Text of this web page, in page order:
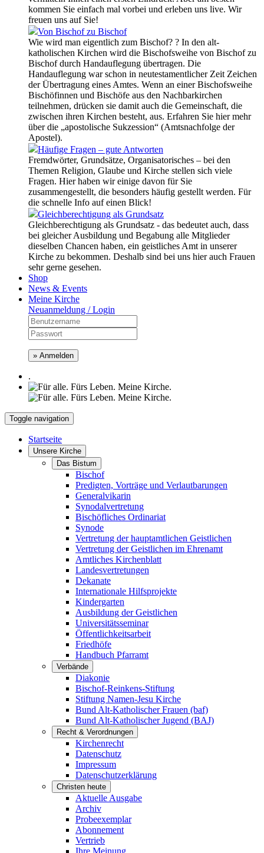
kommen Sie einfach mal vorbei und erleben uns live. Wir
freuen uns auf Sie!
Von Bischof zu Bischof
Wie wird man eigentlich zum Bischof? ? In den alt-
katholischen Kirchen wird die Bischofsweihe von Bischof zu
Bischof durch Handauflegung übertragen. Die
Handauflegung war schon in neutestamentlicher Zeit Zeichen
der Übertragung eines Amtes. Wenn an einer Bischofsweihe
Bischöfinnen und Bischöfe aus den Nachbarkirchen
teilnehmen, drücken sie damit auch die Gemeinschaft, die
zwischen ihren Kirchen besteht, aus. Erfahren Sie hier mehr
über die „apostolische Sukzession“ (Amtsnachfolge der
Apostel).
Häufige Fragen – gute Antworten
Fremdwörter, Grundsätze, Organisatorisches – bei den
Themen Religion, Glaube und Kirche stellen sich viele
Fragen. Hier haben wir einige davon für Sie
zusammengestellt, die besonders häufig gestellt werden. Für
die schnelle Info auf einen Blick!
Gleichberechtigung als Grundsatz
Gleichberechtigung als Grundsatz - das bedeutet auch, dass
bei gleicher Ausbildung und Begabung alle Mitglieder
dieselben Chancen haben, ein geistliches Amt in unserer
Kirche zu bekommen. Deshalb sind bei uns hier auch Frauen
sehr gerne gesehen.
Shop
News & Events
Meine Kirche
Neuanmeldung / Login
» Anmelden
.
Toggle navigation
Startseite
Unsere Kirche
Das Bistum
Bischof
Predigten, Vorträge und Verlautbarungen
Generalvikarin
Synodalvertretung
Bischöfliches Ordinariat
Synode
Vertretung der hauptamtlichen Geistlichen
Vertretung der Geistlichen im Ehrenamt
Amtliches Kirchenblatt
Landesvertretungen
Dekanate
Internationale Hilfsprojekte
Kindergarten
Ausbildung der Geistlichen
Universitätsseminar
Öffentlichkeitsarbeit
Friedhöfe
Handbuch Pfarramt
Verbände
Diakonie
Bischof-Reinkens-Stiftung
Stiftung Namen-Jesu Kirche
Bund Alt-Katholischer Frauen (baf)
Bund Alt-Katholischer Jugend (BAJ)
Recht & Verordnungen
Kirchenrecht
Datenschutz
Impressum
Datenschutzerklärung
Christen heute
Aktuelle Ausgabe
Archiv
Probeexemplar
Abonnement
Vertrieb
Ihre Meinung